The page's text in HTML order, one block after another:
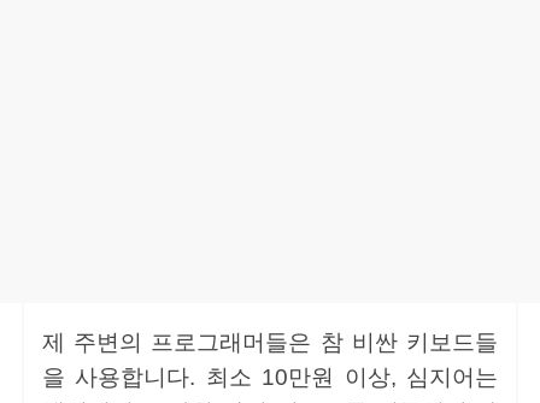
제 주변의 프로그래머들은 참 비싼 키보드들
을 사용합니다. 최소 10만원 이상, 심지어는